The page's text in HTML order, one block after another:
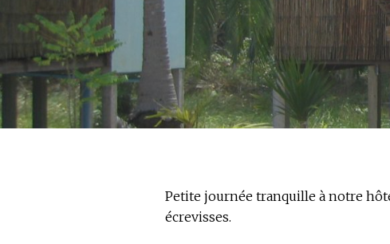
Petite journée tranquille à notre
écrevisses.